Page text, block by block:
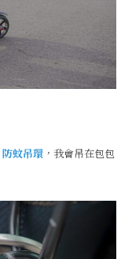
防蚊吊環 ，我會吊在包包